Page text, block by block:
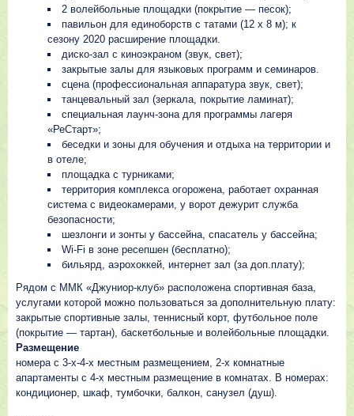
2 волейбольные площадки (покрытие — песок);
павильон для единоборств с татами (12 х 8 м); к
сезону 2020 расширение площадки.
диско-зал с киноэкраном (звук, свет);
закрытые залы для языковых программ и семинаров.
сцена (профессиональная аппаратура звук, свет);
танцевальный зал (зеркала, покрытие ламинат);
специальная лаунч-зона для программы лагеря
«РеСтарт»;
беседки и зоны для обучения и отдыха на территории и
в отеле;
площадка с турниками;
территория комплекса огорожена, работает охранная
система с видеокамерами, у ворот дежурит служба
безопасности;
шезлонги и зонты у бассейна, спасатель у бассейна;
Wi-Fi в зоне ресепшен (бесплатно);
бильярд, аэрохоккей, интернет зал (за доп.плату);
Рядом с ММК «Джуниор-клуб» расположена спортивная база,
услугами которой можно пользоваться за дополнительную плату:
закрытые спортивные залы, теннисный корт, футбольное поле
(покрытие — тартан), баскетбольные и волейбольные площадки.
Размещение
номера с 3-х-4-х местным размещением, 2-х комнатные
апартаменты с 4-х местным размещение в комнатах. В номерах:
кондиционер, шкаф, тумбочки, балкон, санузел (душ).